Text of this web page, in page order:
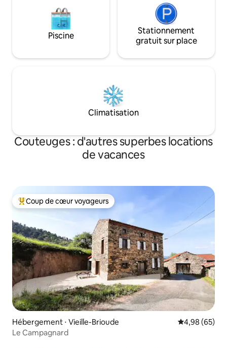
Piscine
Stationnement
gratuit sur place
Climatisation
Couteuges : d'autres superbes locations
de vacances
Coups de cœur voyageurs les plus appréciés
Coup de cœur voyageurs
Hébergement ⋅ Vieille-Brioude Évaluation
4,98 (65)
Le Campagnard